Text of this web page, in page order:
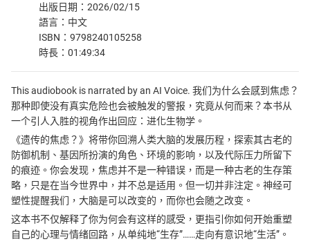
出版日期：2026/02/15
語言：中文
ISBN：9798240105258
時長：01:49:34
This audiobook is narrated by an AI Voice. 我们为什么会感到焦虑？
那种即使没有真实危险也会被触发的警报，究竟从何而来？本书从
一个引人入胜的视角作出回应：进化生物学。
《遗传的焦虑？》将带你回溯人类大脑的发展历程，探索其古老的
防御机制、基因所扮演的角色、环境的影响，以及代际压力所留下
的痕迹。你会发现，焦虑并不是一种错误，而是一种古老的生存策
略，只是在当今世界中，并不总是适用。但一切并非注定。神经可
塑性提醒我们，大脑是可以改变的，而你也会随之改变。
这本书不仅解释了你为何会有这样的感受，更指引你如何开始重塑
自己的心理与情绪回路，从单纯地“生存”……走向有意识地“生活”。